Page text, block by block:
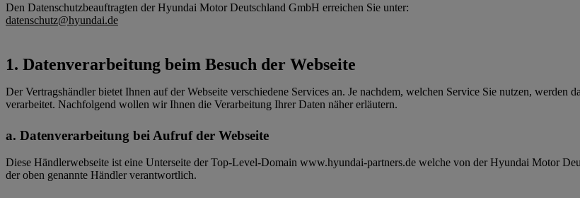
Den Datenschutzbeauftragten der Hyundai Motor Deutschland GmbH erreichen Sie unter:
datenschutz@hyundai.de
Datenverarbeitung beim Besuch der Webseite
Der Vertragshändler bietet Ihnen auf der Webseite verschiedene Services an. Je nachdem, welchen Service Sie nutzen, werden
verarbeitet. Nachfolgend wollen wir Ihnen die Verarbeitung Ihrer Daten näher erläutern.
Datenverarbeitung bei Aufruf der Webseite
Diese Händlerwebseite ist eine Unterseite der Top-Level-Domain www.hyundai-partners.de welche von der Hyundai Motor
der oben genannte Händler verantwortlich.